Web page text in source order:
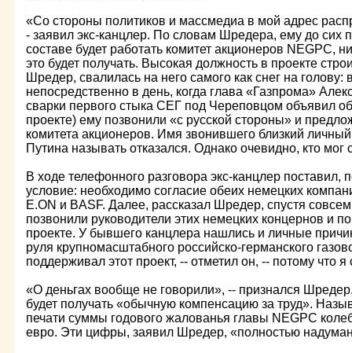
«Со стороны политиков и массмедиа в мой адрес
- заявил экс-канцлер. По словам Шредера, ему до сих
составе будет работать комитет акционеров NEGPC,
это будет получать. Высокая должность в проекте
Шредер, свалилась на него самого как снег на
непосредственно в день, когда глава «Газпрома»
сварки первого стыка СЕГ под Череповцом объявил об
проекте) ему позвонили «с русской стороны» и
комитета акционеров. Имя звонившего близкий личный
Путина называть отказался. Однако очевидно, кто мог
В ходе телефонного разговора экс-канцлер поставил,
условие: необходимо согласие обеих немецких
E.ОN и BASF. Далее, рассказал Шредер, спустя
позвонили руководители этих немецких концернов и
проекте. У бывшего канцлера нашлись и личные
руля крупномасштабного российско-германского
поддерживал этот проект, -- отметил он, -- потому что
«О деньгах вообще не говорили», -- признался
будет получать «обычную компенсацию за труд».
печати суммы годового жалованья главы NEGPC
евро. Эти цифры, заявил Шредер, «полностью